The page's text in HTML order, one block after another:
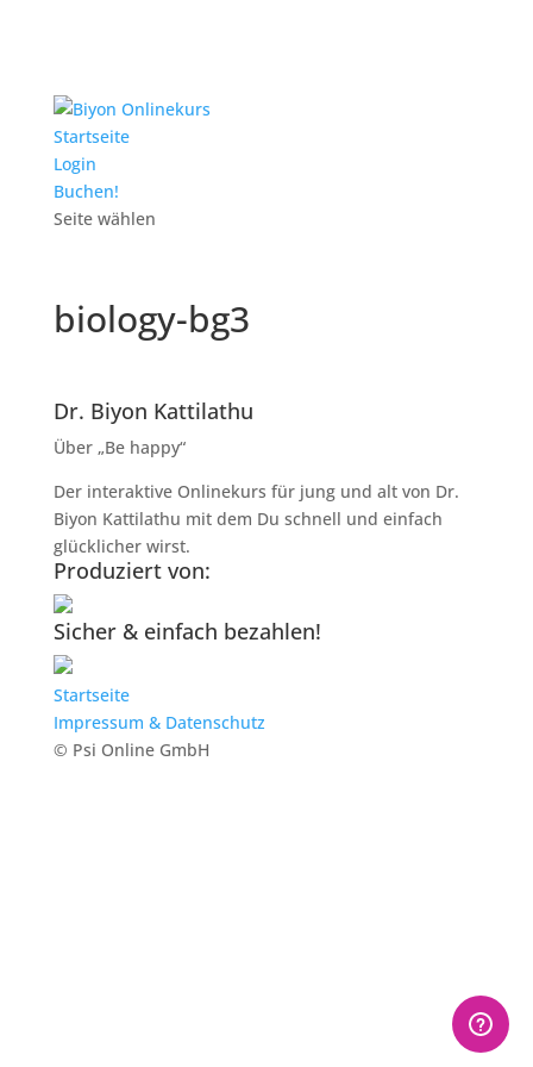
Startseite
Login
Buchen!
Seite wählen
biology-bg3
Dr. Biyon Kattilathu
Über „Be happy“
Der interaktive Onlinekurs für jung und alt von Dr.
Biyon Kattilathu mit dem Du schnell und einfach
glücklicher wirst.
Produziert von:
Sicher & einfach bezahlen!
Startseite
Impressum & Datenschutz
© Psi Online GmbH